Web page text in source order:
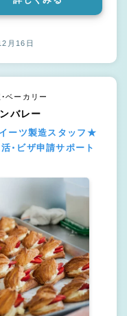
月16日
ベーカリー
バレー
イーツ製造スタッフ★
・ビザ申請サポート